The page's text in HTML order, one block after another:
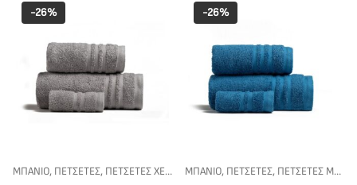
-26%
ΜΠΑΝΙΟ, ΠΕΤΣΕΤΕΣ, ΠΕΤΣΈΤΕΣ ΧΕΡΙΏΝ
-26%
ΜΠΑΝΙΟ, ΠΕΤΣΕΤΕΣ, ΠΕΤΣΈΤΕΣ ΜΠΆΝΙΟΥ